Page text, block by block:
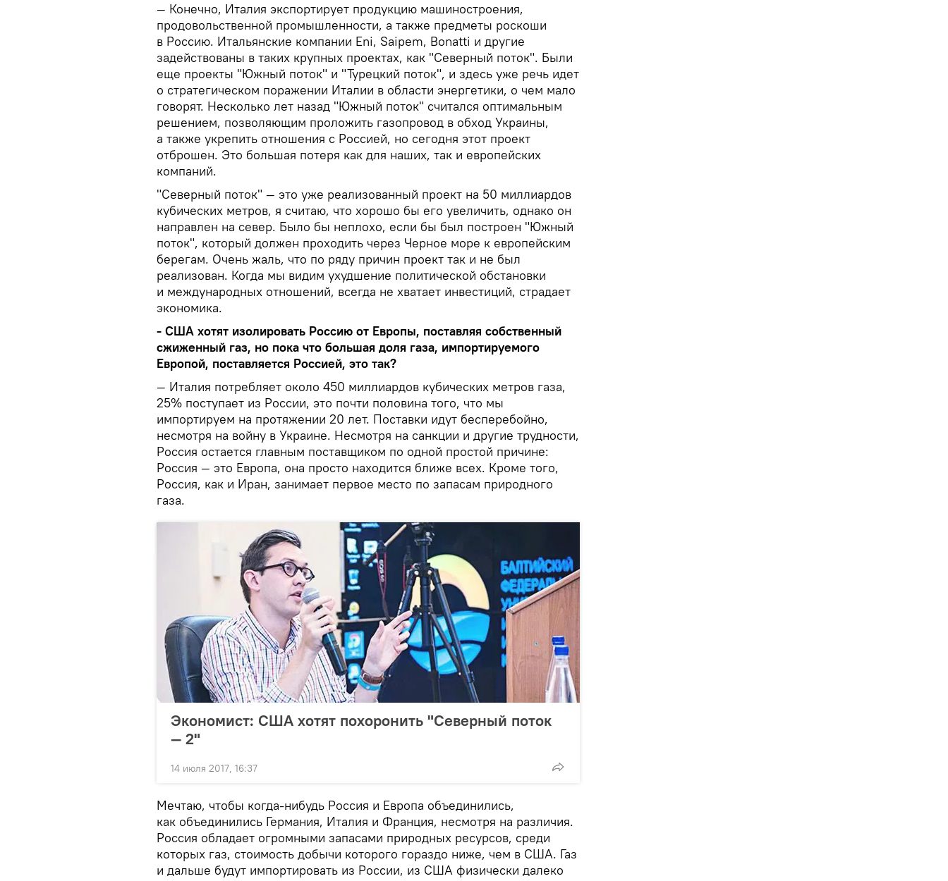
— Конечно, Италия экспортирует продукцию машиностроения,
продовольственной промышленности, а также предметы роскоши
в Россию. Итальянские компании Eni, Saipem, Bonatti и другие
задействованы в таких крупных проектах, как "Северный поток". Были
еще проекты "Южный поток" и "Турецкий поток", и здесь уже речь идет
о стратегическом поражении Италии в области энергетики, о чем мало
говорят. Несколько лет назад "Южный поток" считался оптимальным
решением, позволяющим проложить газопровод в обход Украины,
а также укрепить отношения с Россией, но сегодня этот проект
отброшен. Это большая потеря как для наших, так и европейских
компаний.
"Северный поток" — это уже реализованный проект на 50 миллиардов
кубических метров, я считаю, что хорошо бы его увеличить, однако он
направлен на север. Было бы неплохо, если бы был построен "Южный
поток", который должен проходить через Черное море к европейским
берегам. Очень жаль, что по ряду причин проект так и не был
реализован. Когда мы видим ухудшение политической обстановки
и международных отношений, всегда не хватает инвестиций, страдает
экономика.
- США хотят изолировать Россию от Европы, поставляя собственный
сжиженный газ, но пока что большая доля газа, импортируемого
Европой, поставляется Россией, это так?
— Италия потребляет около 450 миллиардов кубических метров газа,
25% поступает из России, это почти половина того, что мы
импортируем на протяжении 20 лет. Поставки идут бесперебойно,
несмотря на войну в Украине. Несмотря на санкции и другие трудности,
Россия остается главным поставщиком по одной простой причине:
Россия — это Европа, она просто находится ближе всех. Кроме того,
Россия, как и Иран, занимает первое место по запасам природного
газа.
Экономист: США хотят похоронить "Северный поток
— 2"
14 июля 2017, 16:37
Мечтаю, чтобы когда-нибудь Россия и Европа объединились,
как объединились Германия, Италия и Франция, несмотря на различия.
Россия обладает огромными запасами природных ресурсов, среди
которых газ, стоимость добычи которого гораздо ниже, чем в США. Газ
и дальше будут импортировать из России, из США физически далеко